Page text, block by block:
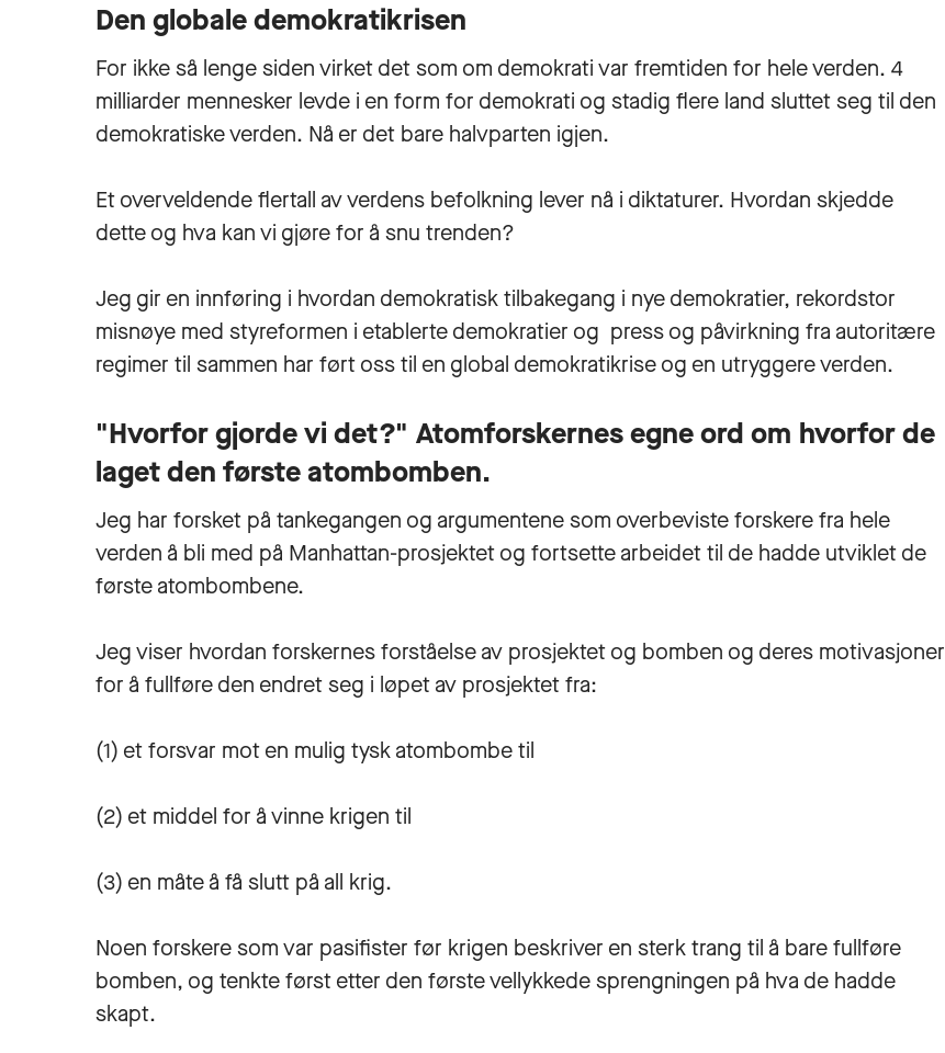
Den globale demokratikrisen
For ikke så lenge siden virket det som om demokrati var fremtiden for hele verden. 4
milliarder mennesker levde i en form for demokrati og stadig flere land sluttet seg til den
demokratiske verden. Nå er det bare halvparten igjen.
Et overveldende flertall av verdens befolkning lever nå i diktaturer. Hvordan skjedde
dette og hva kan vi gjøre for å snu trenden?
Jeg gir en innføring i hvordan demokratisk tilbakegang i nye demokratier, rekordstor
misnøye med styreformen i etablerte demokratier og press og påvirkning fra autoritære
regimer til sammen har ført oss til en global demokratikrise og en utryggere verden.
"Hvorfor gjorde vi det?" Atomforskernes egne ord om hvorfor de
laget den første atombomben.
Jeg har forsket på tankegangen og argumentene som overbeviste forskere fra hele
verden å bli med på Manhattan-prosjektet og fortsette arbeidet til de hadde utviklet de
første atombombene.
Jeg viser hvordan forskernes forståelse av prosjektet og bomben og deres motivasjoner
for å fullføre den endret seg i løpet av prosjektet fra:
(1) et forsvar mot en mulig tysk atombombe til
(2) et middel for å vinne krigen til
(3) en måte å få slutt på all krig.
Noen forskere som var pasifister før krigen beskriver en sterk trang til å bare fullføre
bomben, og tenkte først etter den første vellykkede sprengningen på hva de hadde
skapt.